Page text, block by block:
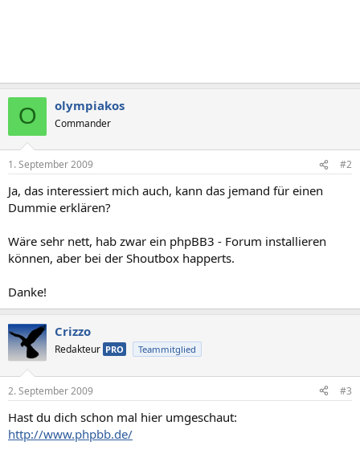
O olympiakos
Commander
1. September 2009 #2
Ja, das interessiert mich auch, kann das jemand für einen
Dummie erklären?
Wäre sehr nett, hab zwar ein phpBB3 - Forum installieren
können, aber bei der Shoutbox happerts.
Danke!
Crizzo
Redakteur PRO Teammitglied
2. September 2009 #3
Hast du dich schon mal hier umgeschaut:
http://www.phpbb.de/